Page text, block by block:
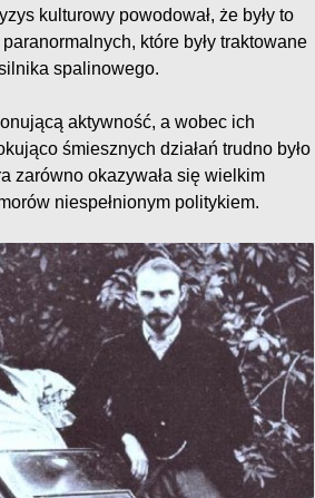
kulturowy powodował, że były to
które były traktowane
spalinowego.
aktywność, a wobec ich
śmiesznych działań trudno było
zarówno okazywała się wielkim
niespełnionym politykiem.